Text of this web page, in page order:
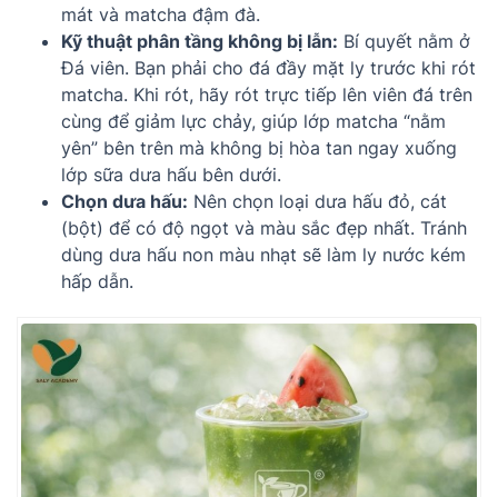
mát và matcha đậm đà.
Kỹ thuật phân tầng không bị lẫn: Bí quyết nằm ở
Đá viên. Bạn phải cho đá đầy mặt ly trước khi rót
matcha. Khi rót, hãy rót trực tiếp lên viên đá trên
cùng để giảm lực chảy, giúp lớp matcha “nằm
yên” bên trên mà không bị hòa tan ngay xuống
lớp sữa dưa hấu bên dưới.
Chọn dưa hấu: Nên chọn loại dưa hấu đỏ, cát
(bột) để có độ ngọt và màu sắc đẹp nhất. Tránh
dùng dưa hấu non màu nhạt sẽ làm ly nước kém
hấp dẫn.